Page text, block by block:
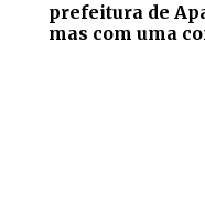
prefeitura de
mas com uma